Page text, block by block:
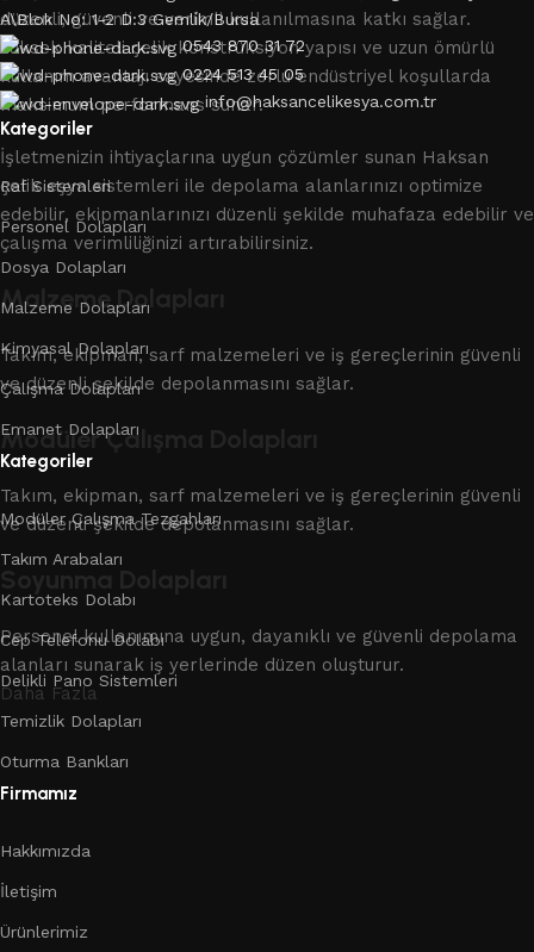
düzenli, güvenli ve verimli kullanılmasına katkı sağlar.
Yüksek kaliteli çelik konstrüksiyon yapısı ve uzun ömürlü
kullanım avantajı sayesinde zorlu endüstriyel koşullarda
maksimum performans sunar.
İşletmenizin ihtiyaçlarına uygun çözümler sunan Haksan
çelik eşya sistemleri ile depolama alanlarınızı optimize
edebilir, ekipmanlarınızı düzenli şekilde muhafaza edebilir ve
çalışma verimliliğinizi artırabilirsiniz.
Malzeme Dolapları
Takım, ekipman, sarf malzemeleri ve iş gereçlerinin güvenli
ve düzenli şekilde depolanmasını sağlar.
Modüler Çalışma Dolapları
Takım, ekipman, sarf malzemeleri ve iş gereçlerinin güvenli
ve düzenli şekilde depolanmasını sağlar.
Personel kullanımına uygun, dayanıklı ve güvenli depolama
alanları sunarak iş yerlerinde düzen oluşturur.
Daha Fazla
A\Blok No: 1-2 D:3 Gemli̇k/Bursa
0543 870 31 72
0224 513 45 05
info@haksancelikesya.com.tr
Kategoriler
Raf Sistemleri
Personel Dolapları
Dosya Dolapları
Malzeme Dolapları
Kimyasal Dolapları
Çalışma Dolapları
Emanet Dolapları
Kategoriler
Modüler Çalışma Tezgahları
Takım Arabaları
Kartoteks Dolabı
Cep Telefonu Dolabı
Delikli Pano Sistemleri
Temizlik Dolapları
Oturma Bankları
Firmamız
Hakkımızda
İletişim
Ürünlerimiz